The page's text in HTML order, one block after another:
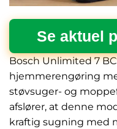
Se aktuel
Bosch Unlimited 7
hjemmerengøring
støvsuger- og
afslører, at denne
kraftig sugning med